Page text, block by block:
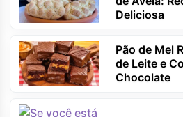
Deliciosa
Pão de Mel
de Leite e
Chocolate